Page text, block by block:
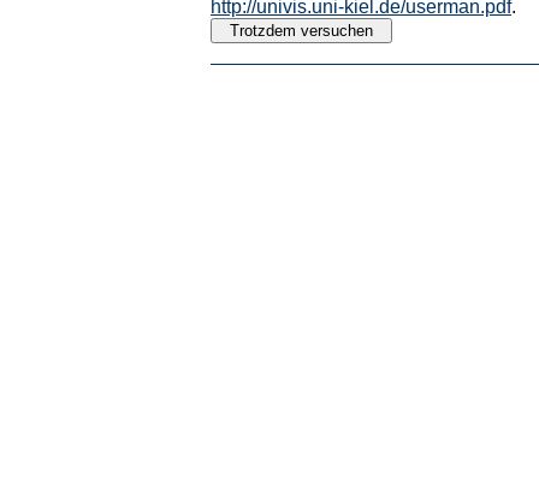
http://univis.uni-kiel.de/userman.pdf.